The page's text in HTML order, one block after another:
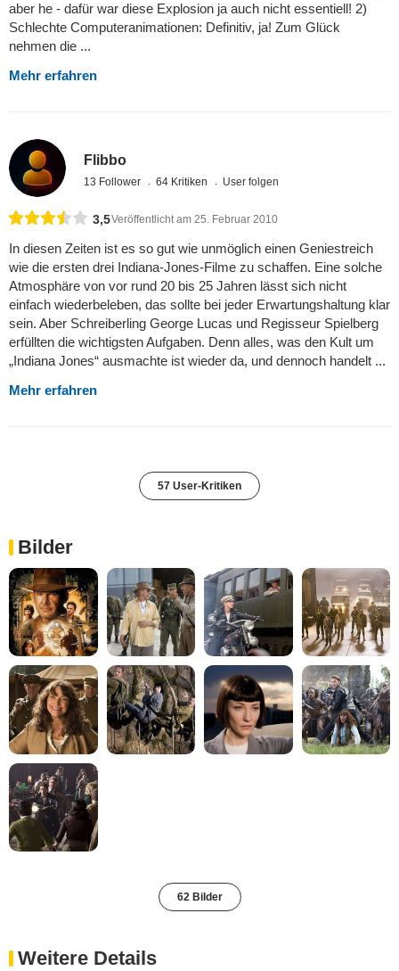
aber he - dafür war diese Explosion ja auch nicht essentiell! 2)
Schlechte Computeranimationen: Definitiv, ja! Zum Glück
nehmen die ...
Mehr erfahren
Flibbo
13 Follower 64 Kritiken User folgen
3,5Veröffentlicht am 25. Februar 2010
In diesen Zeiten ist es so gut wie unmöglich einen Geniestreich
wie die ersten drei Indiana-Jones-Filme zu schaffen. Eine solche
Atmosphäre von vor rund 20 bis 25 Jahren lässt sich nicht
einfach wiederbeleben, das sollte bei jeder Erwartungshaltung klar
sein. Aber Schreiberling George Lucas und Regisseur Spielberg
erfüllten die wichtigsten Aufgaben. Denn alles, was den Kult um
„Indiana Jones“ ausmachte ist wieder da, und dennoch handelt ...
Mehr erfahren
57 User-Kritiken
Bilder
62 Bilder
Weitere Details